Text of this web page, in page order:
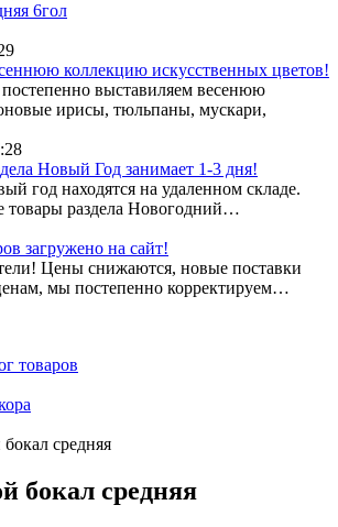
6гол
коллекцию искусственных цветов!
выставиляем весенюю
ирисы, тюльпаны, мускари,
Новый Год занимает 1-3 дня!
год находятся на удаленном складе.
товары раздела Новогодний…
загружено на сайт!
Цены снижаются, новые поставки
мы постепенно корректируем…
товаров
средняя
бокал средняя